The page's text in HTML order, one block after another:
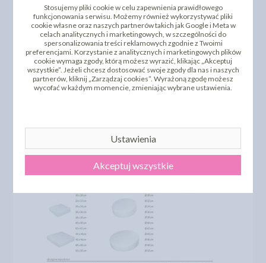
Stosujemy pliki cookie w celu zapewnienia prawidłowego
funkcjonowania serwisu. Możemy również wykorzystywać pliki
cookie własne oraz naszych partnerów takich jak Google i Meta w
celach analitycznych i marketingowych, w szczególności do
spersonalizowania treści reklamowych zgodnie z Twoimi
preferencjami. Korzystanie z analitycznych i marketingowych plików
cookie wymaga zgody, którą możesz wyrazić, klikając „Akceptuj
wszystkie”. Jeżeli chcesz dostosować swoje zgody dla nas i naszych
partnerów, kliknij „Zarządzaj cookies”. Wyrażoną zgodę możesz
wycofać w każdym momencie, zmieniając wybrane ustawienia.
Ustawienia
Akceptuj wszystkie